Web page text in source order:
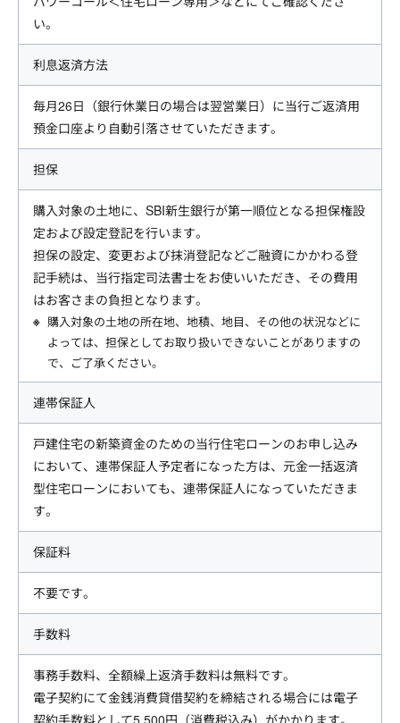
い。
利息返済方法
毎月26日（銀行休業日の場合は翌営業日）に当行ご返済用
預金口座より自動引落させていただきます。
担保
購入対象の土地に、SBI新生銀行が第一順位となる担保権設
定および設定登記を行います。
担保の設定、変更および抹消登記などご融資にかかわる登
記手続は、当行指定司法書士をお使いいただき、その費用
はお客さまの負担となります。
購入対象の土地の所在地、地積、地目、その他の状況などに
よっては、担保としてお取り扱いできないことがありますの
で、ご了承ください。
連帯保証人
戸建住宅の新築資金のための当行住宅ローンのお申し込み
において、連帯保証人予定者になった方は、元金一括返済
型住宅ローンにおいても、連帯保証人になっていただきま
す。
保証料
不要です。
手数料
事務手数料、全額繰上返済手数料は無料です。
電子契約にて金銭消費貸借契約を締結される場合には電子